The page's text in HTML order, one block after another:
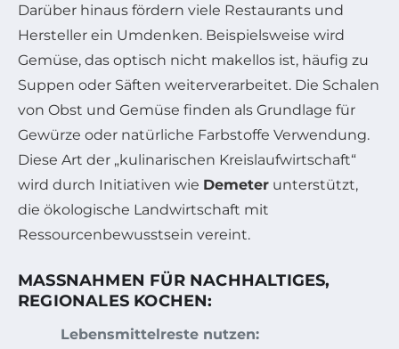
Darüber hinaus fördern viele Restaurants und
Hersteller ein Umdenken. Beispielsweise wird
Gemüse, das optisch nicht makellos ist, häufig zu
Suppen oder Säften weiterverarbeitet. Die Schalen
von Obst und Gemüse finden als Grundlage für
Gewürze oder natürliche Farbstoffe Verwendung.
Diese Art der „kulinarischen Kreislaufwirtschaft“
wird durch Initiativen wie Demeter unterstützt,
die ökologische Landwirtschaft mit
Ressourcenbewusstsein vereint.
MASSNAHMEN FÜR NACHHALTIGES, R
EGIONALES KOCHEN:
Lebensmittelreste nutzen: